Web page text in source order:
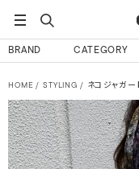
BRAND CATEGORY
HOME STYLING ネコジャガー